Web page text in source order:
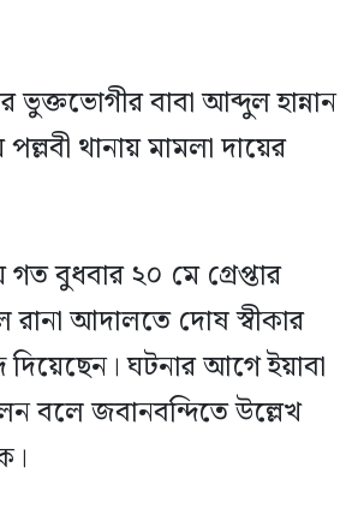
ভুক্তভোগীর বাবা আব্দুল হান্নান
পল্লবী থানায় মামলা দায়ের
বুধবার ২০ মে গ্রেপ্তার
আদালতে দোষ স্বীকার
ঘটনার আগে ইয়াবা
বলে জবানবন্দিতে উল্লেখ